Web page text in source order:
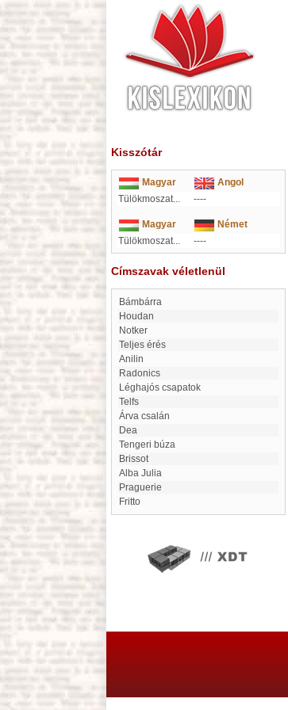
Kisszótár
Magyar
Angol
Tülökmoszat...
----
Magyar
Német
Tülökmoszat...
----
Címszavak véletlenül
Bámbárra
Houdan
Notker
Teljes érés
Anilin
Radonics
Léghajós csapatok
Telfs
Árva csalán
Dea
Tengeri búza
Brissot
Alba Julia
Praguerie
Fritto